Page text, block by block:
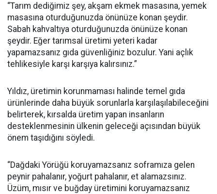
“Tarım dediğimiz şey, akşam ekmek masasına, yemek
masasına oturduğunuzda önünüze konan şeydir.
Sabah kahvaltıya oturduğunuzda önünüze konan
şeydir. Eğer tarımsal üretimi yeteri kadar
yapamazsanız gıda güvenliğiniz bozulur. Yani açlık
tehlikesiyle karşı karşıya kalırsınız.”
Yıldız, üretimin korunmaması halinde temel gıda
ürünlerinde daha büyük sorunlarla karşılaşılabileceğini
belirterek, kırsalda üretim yapan insanların
desteklenmesinin ülkenin geleceği açısından büyük
önem taşıdığını söyledi.
“Dağdaki Yörüğü koruyamazsanız soframıza gelen
peynir pahalanır, yoğurt pahalanır, et alamazsınız.
Üzüm, mısır ve buğday üretimini koruyamazsanız